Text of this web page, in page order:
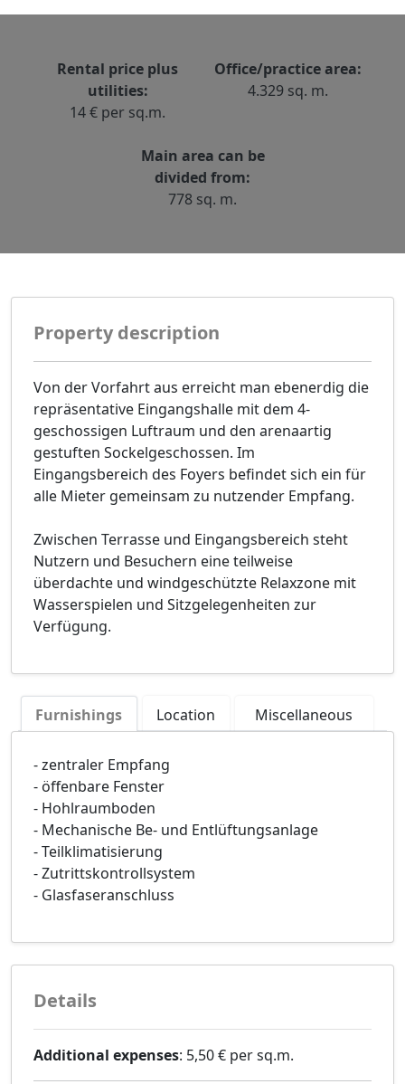
Rental price plus
utilities:
14 € per sq.m.
Office/practice area:
4.329 sq. m.
Main area can be
divided from:
778 sq. m.
Property description
Von der Vorfahrt aus erreicht man ebenerdig die
repräsentative Eingangshalle mit dem 4-
geschossigen Luftraum und den arenaartig
gestuften Sockelgeschossen. Im
Eingangsbereich des Foyers befindet sich ein für
alle Mieter gemeinsam zu nutzender Empfang.
Zwischen Terrasse und Eingangsbereich steht
Nutzern und Besuchern eine teilweise
überdachte und windgeschützte Relaxzone mit
Wasserspielen und Sitzgelegenheiten zur
Verfügung.
Furnishings Location Miscellaneous
- zentraler Empfang
- öffenbare Fenster
- Hohlraumboden
- Mechanische Be- und Entlüftungsanlage
- Teilklimatisierung
- Zutrittskontrollsystem
- Glasfaseranschluss
Details
Additional expenses: 5,50 € per sq.m.